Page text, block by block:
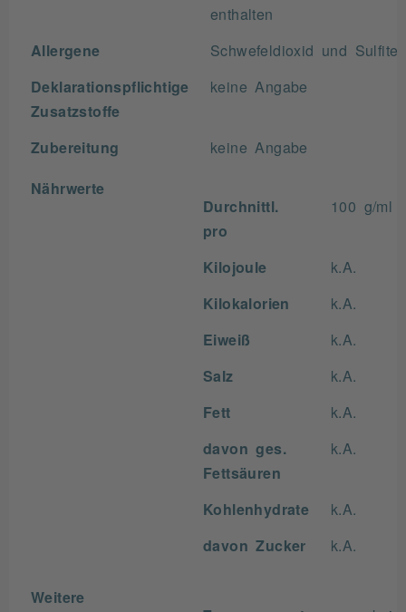
enthalten
Allergene Schwefeldioxid und Sulfite
Deklarationspflichtige
Zusatzstoffe
keine Angabe
Zubereitung keine Angabe
Nährwerte
Durchnittl.
pro
100 g/ml
Kilojoule k.A.
Kilokalorien k.A.
Eiweiß k.A.
Salz k.A.
Fett k.A.
davon ges.
Fettsäuren
k.A.
Kohlenhydrate k.A.
davon Zucker k.A.
Weitere